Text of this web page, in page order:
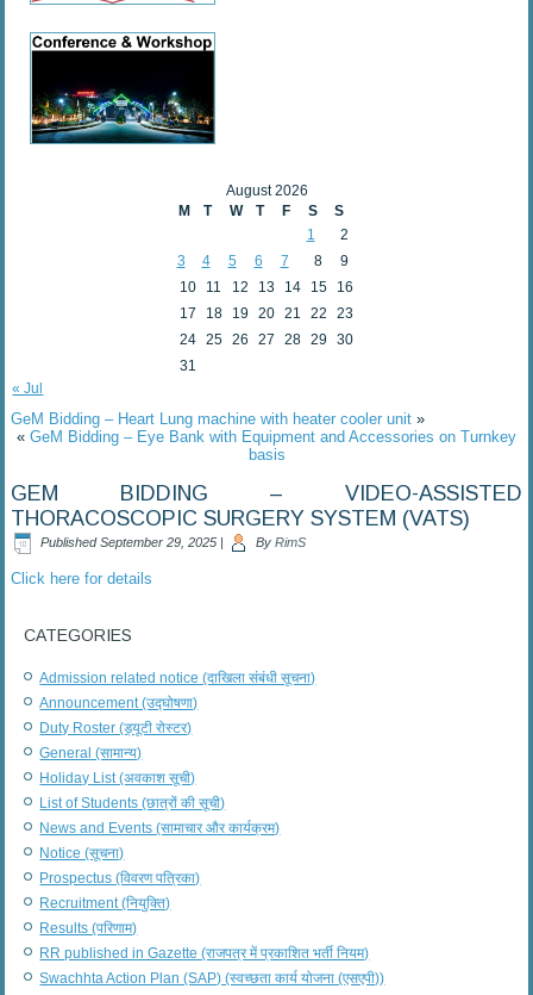
August 2026
M
T W T F S
S
1
2
3
4 5 6 7 8
9
10
11 12 13 14 15
16
17
18 19 20 21 22
23
24 25 26 27 28 29
30
31
« Jul
GeM Bidding – Heart Lung machine with heater cooler unit »
« GeM Bidding – Eye Bank with Equipment and Accessories on Turnkey
basis
GEM BIDDING – VIDEO-ASSISTED
THORACOSCOPIC SURGERY SYSTEM (VATS)
Published September 29, 2025 | By RimS
Click here for details
CATEGORIES
Admission related notice (दाखिला संबंधी सूचना)
Announcement (उद्घोषणा)
Duty Roster (ड्यूटी रोस्टर)
General (सामान्य)
Holiday List (अवकाश सूची)
List of Students (छात्रों की सूची)
News and Events (सामाचार और कार्यक्रम)
Notice (सूचना)
Prospectus (विवरण पत्रिका)
Recruitment (नियुक्ति)
Results (परिणाम)
RR published in Gazette (राजपत्र में प्रकाशित भर्ती नियम)
Swachhta Action Plan (SAP) (स्वच्छता कार्य योजना (एसएपी))